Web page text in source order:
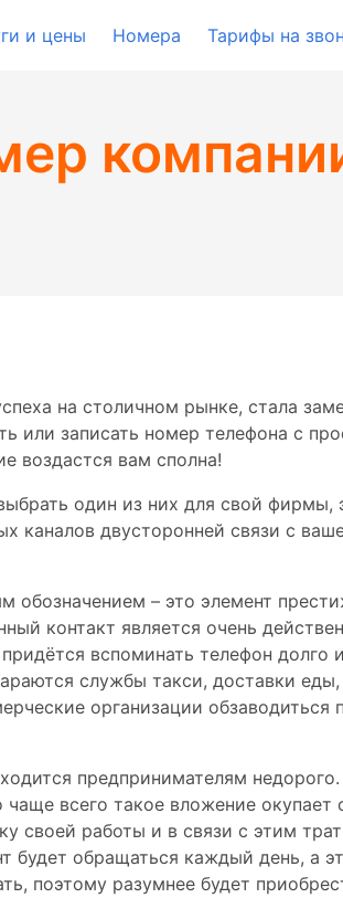
и цены Номера Тарифы на
на столичном рынке, стала
или записать номер телефона с
воздастся вам сполна!
один из них для свой фирмы,
двусторонней связи с
обозначением – это элемент
контакт является очень
вспоминать телефон долго
службы такси, доставки
организации обзаводиться
предпринимателям
всего такое вложение окупает
своей работы и в связи с этим
обращаться каждый день, а
поэтому разумнее будет